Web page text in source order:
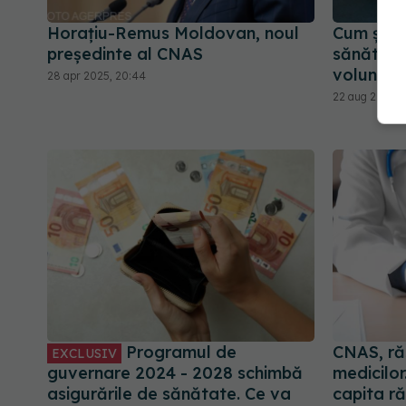
Horaţiu-Remus Moldovan, noul
președinte al CNAS
28 apr 2025, 20:44
Cum știi
voluntară
22 aug 2025,
EXCLUSIV
Programul de
guvernare 2024 - 2028 schimbă
asigurările de sănătate. Ce va
CNAS,
capita